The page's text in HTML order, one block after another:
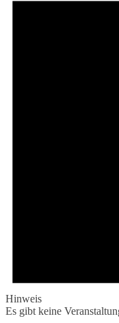
Hinweis
Es gibt keine